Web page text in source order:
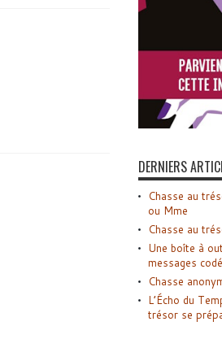
DERNIERS
Chasse au
ou Mme
Chasse au
Une boîte à
messages
Chasse
L’Écho du
trésor se